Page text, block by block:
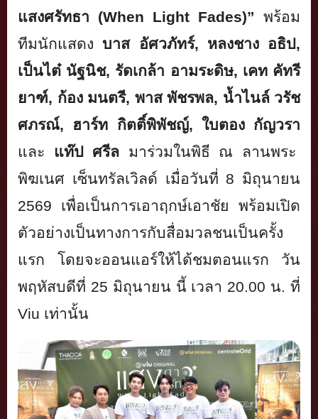
แสงศรัทธา (When Light Fades)” พร้อม
ทีมนักแสดง บาส อัศวภัทร์, หลงชาง อธิป,
เป็นไต๋ นัฐนิช, รัดเกล้า อามระดิษ, เคท คัทรี
ยาฑ์, ก้อง มนตรี, พาส พัชรพล, น้ำไนล์ วรัช
ศภรณ์, ฮาร์ท กิตติ์พิพัชญ์, ใบตอง กัญวรา
และ
แท๊ป ศรีล มาร่วมในพิธี
ณ ลานพระ
พิฆเนศ เซ็นทรัลเวิลด์ เมื่อวันที่ 8 มิถุนายน
2569 เพื่อเป็นการเอาฤกษ์เอาชัย พร้อมเปิด
ตัวอย่างเป็นทางการกับสื่อมวลชนเป็นครั้ง
แรก โดยจะออนแอร์ให้ได้ชมตอนแรก วัน
พฤหัสบดีที่ 25 มิถุนายน นี้ เวลา 20.00 น. ที่
Viu เท่านั้น